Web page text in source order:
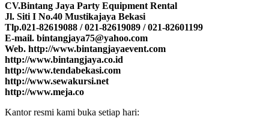
CV.Bintang Jaya Party Equipment Rental
Jl. Siti I No.40 Mustikajaya Bekasi
Tlp.021-82619088 / 021-82619089 / 021-82601199
E-mail. bintangjaya75@yahoo.com
Web. http://www.bintangjayaevent.com
http://www.bintangjaya.co.id
http://www.tendabekasi.com
http://www.sewakursi.net
http://www.meja.co
Kantor resmi kami buka setiap hari: